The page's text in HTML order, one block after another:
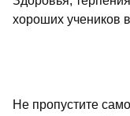
хороших учеников
Не пропустите